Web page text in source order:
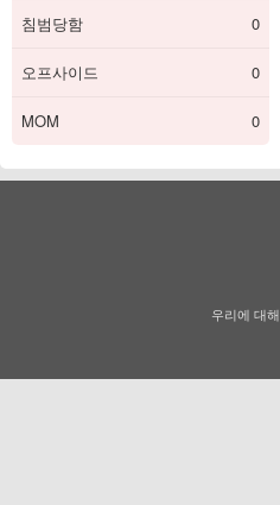
침범당함 0
오프사이드 0
MOM 0
우리에 대해